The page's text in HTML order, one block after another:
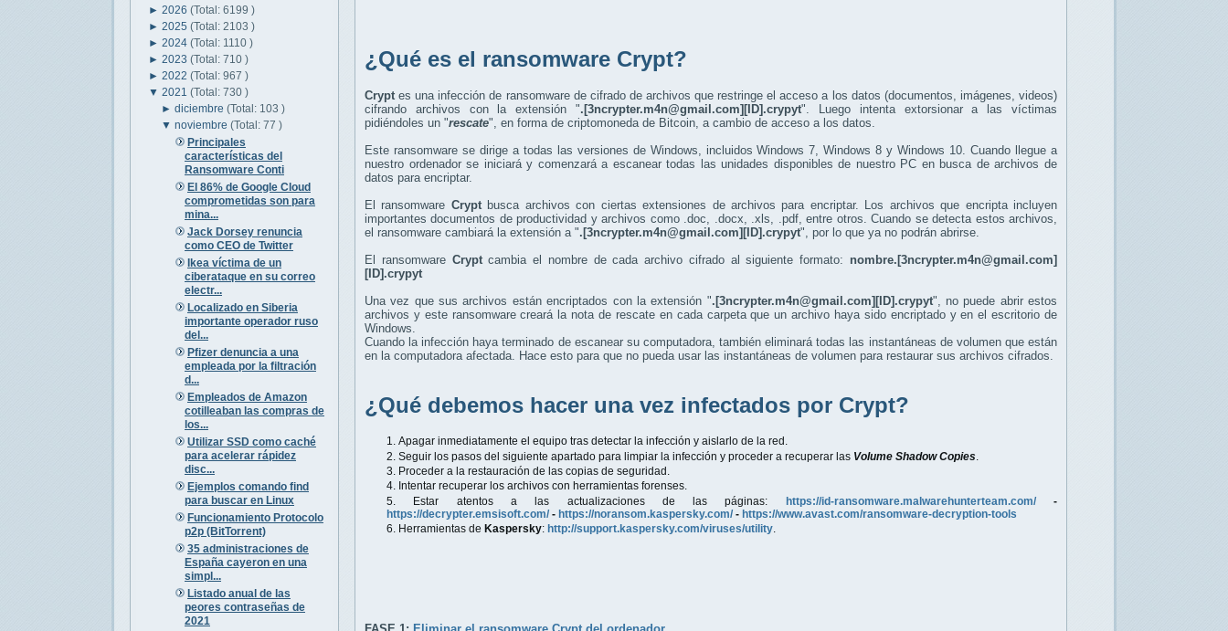
► 2026 (Total: 6199 )
► 2025 (Total: 2103 )
► 2024 (Total: 1110 )
► 2023 (Total: 710 )
► 2022 (Total: 967 )
▼ 2021 (Total: 730 )
►diciembre(Total: 103 )
▼noviembre(Total: 77 )
Principales
características del
Ransomware Conti
El 86% de Google Cloud
comprometidas son para
mina...
Jack Dorsey renuncia
como CEO de Twitter
Ikea víctima de un
ciberataque en su correo
electr...
Localizado en Siberia
importante operador ruso
del...
Pfizer denuncia a una
empleada por la filtración
d...
Empleados de Amazon
cotilleaban las compras de
los...
Utilizar SSD como caché
para acelerar rápidez
disc...
Ejemplos comando find
para buscar en Linux
Funcionamiento Protocolo
p2p (BitTorrent)
35 administraciones de
España cayeron en una
simpl...
Listado anual de las
peores contraseñas de
2021
¿ Qué es el ransomware Crypt?
Crypt es una infección de ransomware de cifrado de archivos que restringe el acceso a los datos (documentos, imágenes, videos)
cifrando archivos con la extensión ".[3ncrypter.m4n@gmail.com][ID].crypyt". Luego intenta extorsionar a las víctimas
pidiéndoles un "rescate", en forma de criptomoneda de Bitcoin, a cambio de acceso a los datos.
Este ransomware se dirige a todas las versiones de Windows, incluidos Windows 7, Windows 8 y Windows 10. Cuando llegue a
nuestro ordenador se iniciará y comenzará a escanear todas las unidades disponibles de nuestro PC en busca de archivos de
datos para encriptar.
El ransomware Cryptbusca archivos con ciertas extensiones de archivos para encriptar. Los archivos que encripta incluyen
importantes documentos de productividad y archivos como .doc, .docx, .xls, .pdf, entre otros. Cuando se detecta estos archivos,
el ransomware cambiará la extensión a ".[3ncrypter.m4n@gmail.com][ID].crypyt", por lo que ya no podrán abrirse.
El ransomware Cryptcambia el nombre de cada archivo cifrado al siguiente formato: nombre.[3ncrypter.m4n@gmail.com]
[ID].crypyt
Una vez que sus archivos están encriptados con la extensión ".[3ncrypter.m4n@gmail.com][ID].crypyt", no puede abrir estos
archivos y este ransomware creará la nota de rescate en cada carpeta que un archivo haya sido encriptado y en el escritorio de
Windows.
Cuando la infección haya terminado de escanear su computadora, también eliminará todas las instantáneas de volumen que están
en la computadora afectada. Hace esto para que no pueda usar las instantáneas de volumen para restaurar sus archivos cifrados.
¿Qué debemos hacer una vez infectados por Crypt?
Apagar inmediatamente el equipo tras detectar la infección y aislarlo de la red.
Seguir los pasos del siguiente apartado para limpiar la infección y proceder a recuperar las Volume Shadow Copies
Proceder a la restauración de las copias de seguridad.
Intentar recuperar los archivos con herramientas forenses.
Estar atentos a las actualizaciones de las páginas: https://id-ransomware.malwarehunterteam.com/-
https://decrypter.emsisoft.com/ - https://noransom.kaspersky.com/ - https://www.avast.com/ransomware-decryption-tools
Herramientas de Kaspersky: http://support.kaspersky.com/viruses/utility.